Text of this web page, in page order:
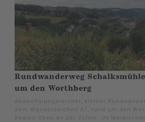
Rundwanderweg
um den Worthberg
Abwechslungsreicher, kleiner
dem Wanderzeichen A1, rund um den
Region Oben an der Volme, im